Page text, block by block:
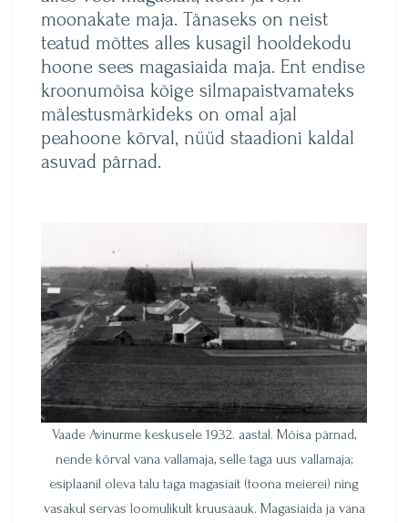
moonakate maja. Tänaseks on neist
teatud mõttes alles kusagil hooldekodu
hoone sees magasiaida maja. Ent endise
kroonumõisa kõige silmapaistvamateks
mälestusmärkideks on omal ajal
peahoone kõrval, nüüd staadioni kaldal
asuvad pärnad.
Vaade Avinurme keskusele 1932. aastal. Mõisa pärnad,
nende kõrval vana vallamaja, selle taga uus vallamaja;
esiplaanil oleva talu taga magasiait (toona meierei) ning
vasakul servas loomulikult kruusaauk. Magasiaida ja vana